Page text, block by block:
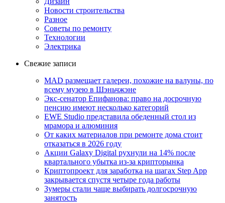
Новости строительства
Разное
Советы по ремонту
Технологии
Электрика
Свежие записи
MAD размещает галереи, похожие на валуны, по
всему музею в Шэньчжэне
Экс-сенатор Епифанова: право на досрочную
пенсию имеют несколько категорий
EWE Studio представила обеденный стол из
мрамора и алюминия
От каких материалов при ремонте дома стоит
отказаться в 2026 году
Акции Galaxy Digital рухнули на 14% после
квартального убытка из-за крипторынка
Криптопроект для заработка на шагах Step App
закрывается спустя четыре года работы
Зумеры стали чаще выбирать долгосрочную
занятость